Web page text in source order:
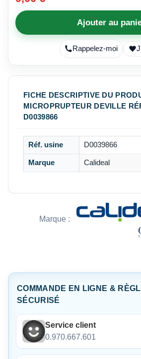
Ajouter au
Rappelez-moi
FICHE DESCRIPTIVE DU
MICROPRUPTEUR DEVILLE
D0039866
Réf. usine D0039866
Marque Calideal
Marque :
COMMANDE EN LIGNE &
SÉCURISÉ
Service client
0.970.667.601